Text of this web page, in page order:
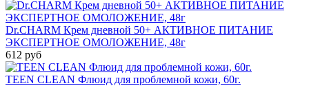
Dr.CHARM Крем дневной 50+ АКТИВНОЕ ПИТАНИЕ
ЭКСПЕРТНОЕ ОМОЛОЖЕНИЕ, 48г
612 руб
TEEN CLEAN Флюид для проблемной кожи, 60г.